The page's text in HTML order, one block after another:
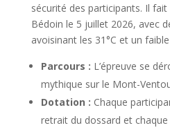
sécurité des participants. Il
Bédoin le 5 juillet 2026, avec
avoisinant les 31°C et un
Parcours : L’épreuve se
mythique sur le Mont-
Dotation : Chaque
retrait du dossard et